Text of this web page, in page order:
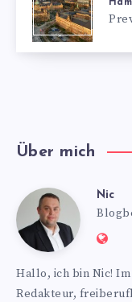
Über mich
Nic Nic
Hallo, ich bin Nic!
Redakteur,